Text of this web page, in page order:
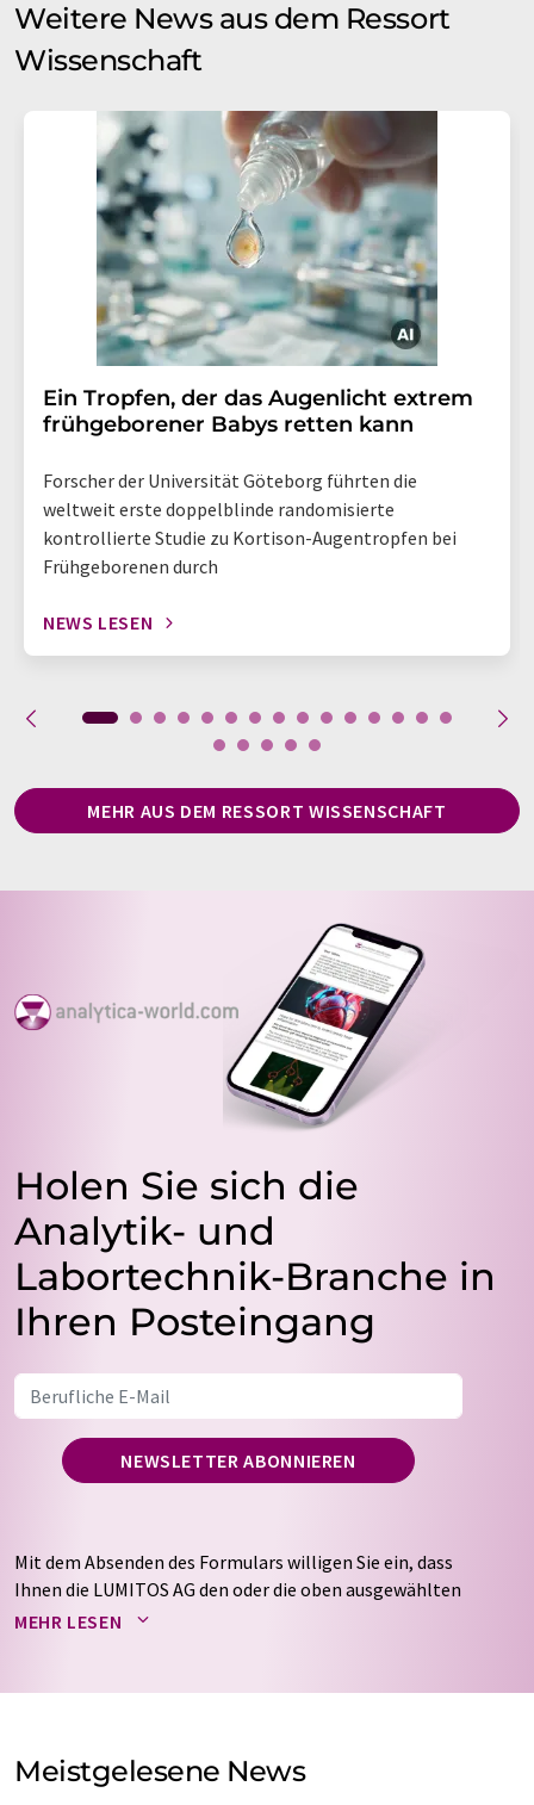
Weitere News aus dem Ressort
Wissenschaft
Ein Tropfen, der das Augenlicht extrem
frühgeborener Babys retten kann
Forscher der Universität Göteborg führten die
weltweit erste doppelblinde randomisierte
kontrollierte Studie zu Kortison-Augentropfen bei
Frühgeborenen durch
NEWS LESEN
MEHR AUS DEM RESSORT WISSENSCHAFT
Holen Sie sich die
Analytik- und
Labortechnik-Branche in
Ihren Posteingang
NEWSLETTER ABONNIEREN
Mit dem Absenden des Formulars willigen Sie ein, dass
Ihnen die LUMITOS AG den oder die oben ausgewählten
Newsletter per E-Mail zusendet. Ihre Daten werden
auf Basis unsererDatenschutzerklärung. LUMITOS darf
Meinungsforschung per E-Mail kontaktieren. Ihre
Einwilligung können Sie jederzeit ohne Angabe von
MEHR LESEN
Meistgelesene News